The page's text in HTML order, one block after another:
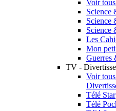
Voir
Science
Science
Science
Les
Mon
Guerres
TV -
Voir
Télé Star
Télé